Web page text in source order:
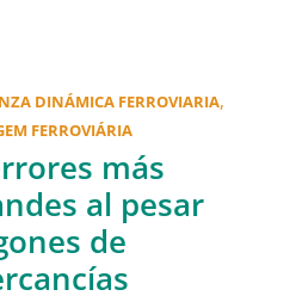
DINÁMICA FERROVIARIA,
FERROVIÁRIA
más
al pesar
de